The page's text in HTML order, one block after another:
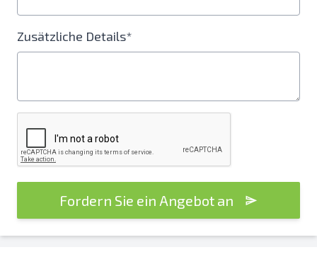
Zusätzliche Details*
Fordern Sie ein Angebot an